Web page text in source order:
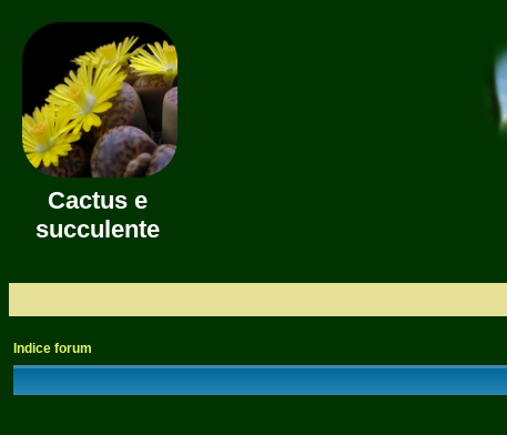
Cactus e
succulente
Indice forum